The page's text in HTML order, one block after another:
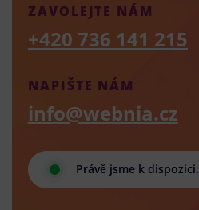
Právě jsme k dispozici.
NAPIŠTE NÁM
info@webnia.cz
ZAVOLEJTE NÁM
+420 736 141 215